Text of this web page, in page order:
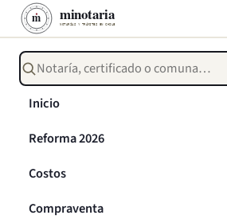
Buscar notarías, certificados o trámites
Inicio
Reforma 2026
Costos
Compraventa